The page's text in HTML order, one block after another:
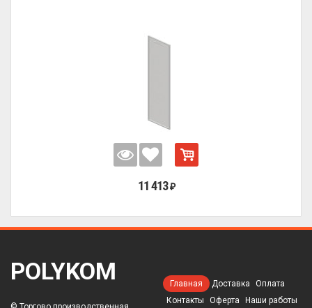
11 413 ₽
POLYKOM Главная Доставка
Оплата
Контакты
Оферта Наши работы